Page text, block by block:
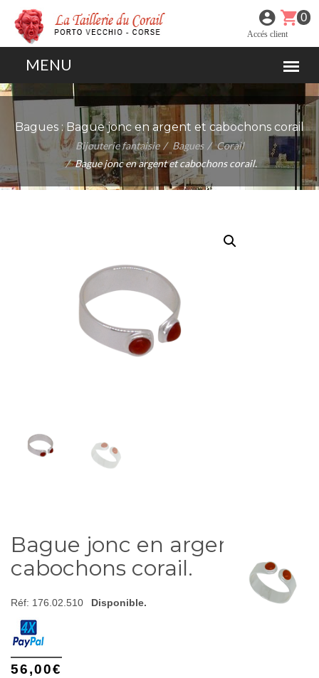
0
Accés client
Bagues :Bague jonc en argent et cabochons corail
Bijouterie fantaisie Bagues
Corail
Bague jonc en argent et cabochons corail.
Bague jonc en argent et
cabochons corail.
Réf: 176.02.510 Disponible.
56,00€